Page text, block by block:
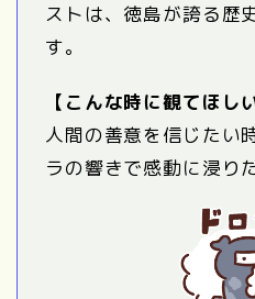
ストは、徳島が誇る歴
す。
【こんな時に観てほしい
人間の善意を信じたい
ラの響きで感動に浸り